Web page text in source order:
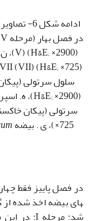
ادامه شکل 6- تصاویر میکروسکوپ نوری بیضه
سلول سرتولی
×725)، ی . بیضه
های بیضه اخذ شده